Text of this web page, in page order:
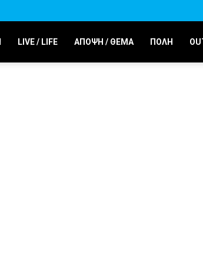
LIVE / LIFE ΑΠΟΨΗ / ΘΕΜΑ ΠΟΛΗ